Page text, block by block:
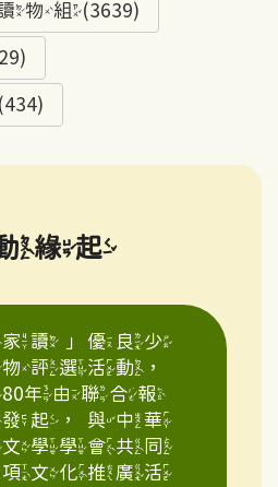
物組(3639)
緣起
家讀」優良少
評選活動，
年由聯合報
起，與中華
學學會共同
文化推廣活